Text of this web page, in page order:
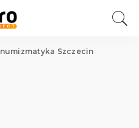
numizmatyka Szczecin